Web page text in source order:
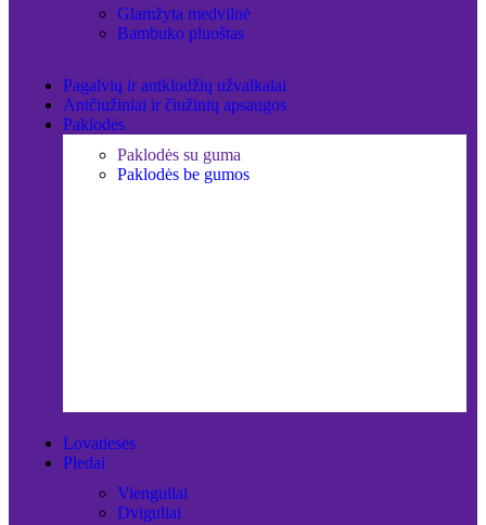
Glamžyta medvilnė
Bambuko pluoštas
Pagalvių ir antklodžių užvalkalai
Antčiužiniai ir čiužinių apsaugos
Paklodės
Paklodės su guma
Paklodės be gumos
Lovatiesės
Pledai
Vienguliai
Dviguliai